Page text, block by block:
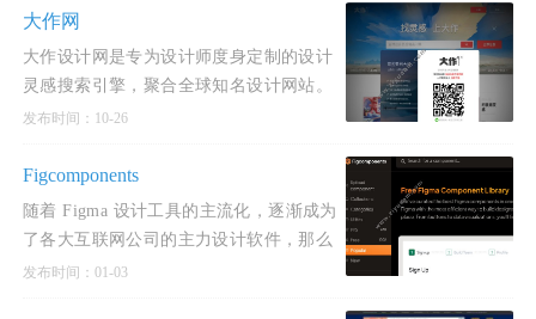
大作网
大作设计网是专为设计师度身定制的设计
灵感搜索引擎，聚合全球知名设计网站。
目前在库21.2亿创意灵感、设计素材、摄
发布时间：10-26
Figcomponents
随着 Figma 设计工具的主流化，逐渐成为
了各大互联网公司的主力设计软件，那么
Figma 有一个让设计师称赞的功能，那就
发布时间：01-03